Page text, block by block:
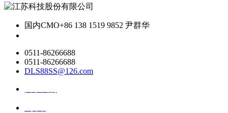
国内CMO+86 138 1519 9852 尹群华
0511-86266688
0511-86266688
DLS88SS@126.com